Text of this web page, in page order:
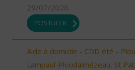
29/07/2026
POSTULER
Aide à domicile - CDD été -
Lampaul-Ploudalmézeau, St